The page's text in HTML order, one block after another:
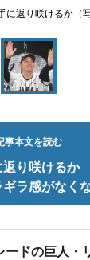
に返り咲けるか（
事本文を読む
返り咲ける
ラ感がなく
ードの巨人・